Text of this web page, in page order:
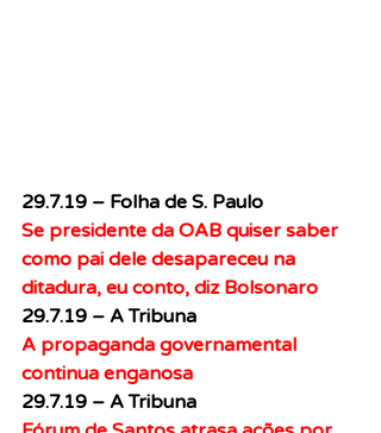
29.7.19 – Folha de S. Paulo
Se presidente da OAB quiser saber
como pai dele desapareceu na
ditadura, eu conto, diz Bolsonaro
29.7.19 – A Tribuna
A propaganda governamental
continua enganosa
29.7.19 – A Tribuna